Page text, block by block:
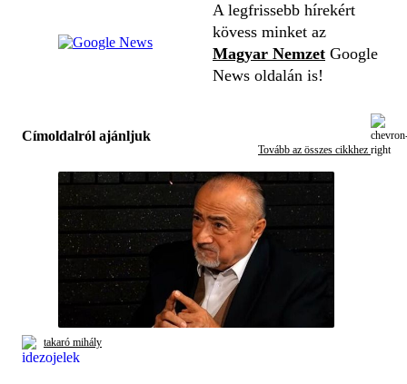
A legfrissebb hírekért
kövess minket az
Magyar Nemzet Google
News oldalán is!
Címoldalról ajánljuk
Tovább az összes cikkhez
takaró mihály